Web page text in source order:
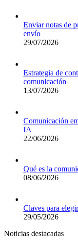
Enviar notas de
envío
29/07/2026
Estrategia de
comunicación
13/07/2026
Comunicación
IA
22/06/2026
Qué es la
08/06/2026
Claves para
29/05/2026
Noticias destacadas